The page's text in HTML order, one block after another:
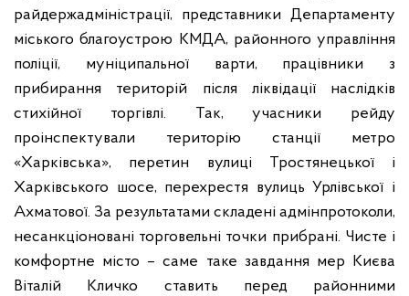
райдержадміністрації, представники Департаменту
міського благоустрою КМДА, районного управління
поліції, муніципальної варти, працівники з
прибирання територій після ліквідації наслідків
стихійної торгівлі. Так, учасники рейду
проінспектували територію станції метро
«Харківська», перетин вулиці Тростянецької і
Харківського шосе, перехрестя вулиць Урлівської і
Ахматової. За результатами складені адмінпротоколи,
несанкціоновані торговельні точки прибрані. Чисте і
комфортне місто – саме таке завдання мер Києва
Віталій Кличко ставить перед районними